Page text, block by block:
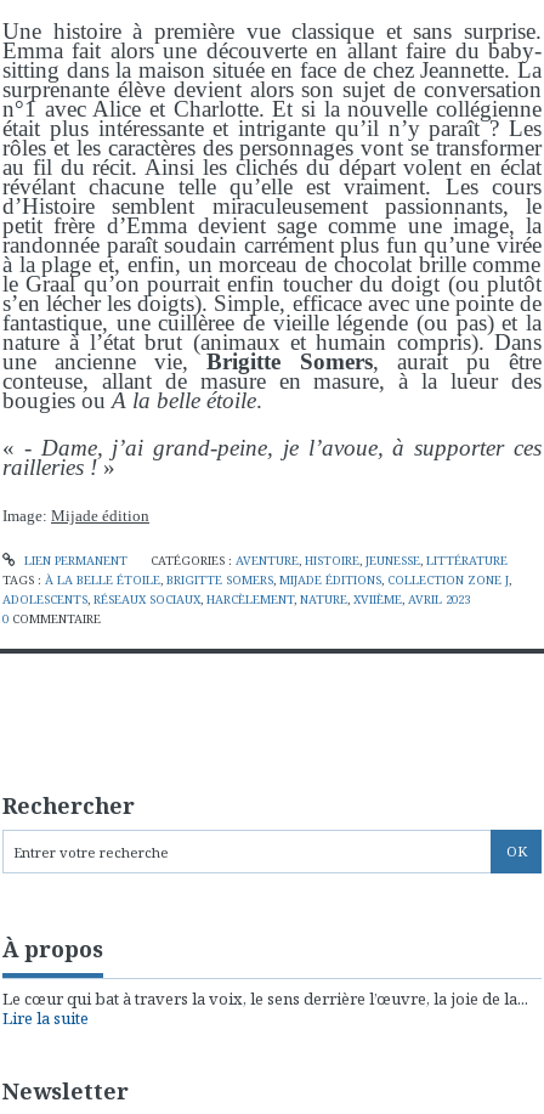
Une histoire à première vue classique et sans surprise.
Emma fait alors une découverte en allant faire du baby-
sitting dans la maison située en face de chez Jeannette. La
surprenante élève devient alors son sujet de conversation
n°1 avec Alice et Charlotte.Et si la nouvelle collégienne
était plus intéressante et intrigante qu’il n’y paraît ? Les
rôles et les caractères des personnages vont se transformer
au fil du récit. Ainsi les clichés du départ volent en éclat
révélant chacune telle qu’elle est vraiment. Les cours
d’Histoiresemblent miraculeusement passionnants, le
petit frère d’Emma devient sage comme une image, la
randonnée paraît soudain carrément plus fun qu’une virée
à la plage et, enfin, un morceau de chocolat brille comme
le Graal qu’on pourrait enfin toucher du doigt (ou plutôt
s’en lécher les doigts). Simple, efficace avec une pointe de
fantastique, une cuillèree de vieille légende (ou pas) et la
nature à l’état brut (animaux et humain compris). Dans
une ancienne vie,Brigitte Somers, aurait pu être
conteuse, allant de masure en masure, à la lueur des
bougies ouA la belle étoile.
« - Dame, j’ai grand-peine, je l’avoue, à supporter ces
railleries !»
Image: Mijade édition
LIEN PERMANENT CATÉGORIES : AVENTURE, HISTOIRE, JEUNESSE, LITTÉRATURE
TAGS : À LA BELLE ÉTOILE, BRIGITTE SOMERS, MIJADE ÉDITIONS, COLLECTION ZONE J,
ADOLESCENTS, RÉSEAUX SOCIAUX, HARCÈLEMENT, NATURE, XVIIÈME, AVRIL 2023
0 COMMENTAIRE
Rechercher
À propos
Le cœur qui bat à travers la voix, le sens derrière l’œuvre, la joie de la...
Lire la suite
Newsletter